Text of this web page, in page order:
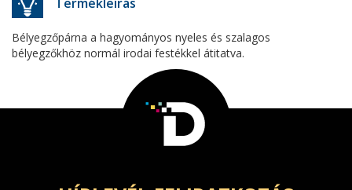
Bélyegzőpárna a hagyományos nyeles és szalagos
bélyegzőkhöz normál irodai festékkel átitatva.